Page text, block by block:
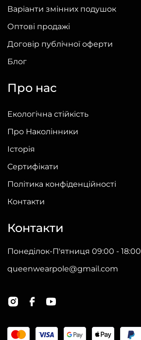
Варіанти змінних подушок
Оптові продажі
Договір публічної оферти
Блог
Про нас
Екологічна стійкість
Про Наколінники
Історія
Сертифікати
Політика конфіденційності
Контакти
Контакти
Понеділок-П'ятниця 09:00 - 18:00
queenwearpole@gmail.com